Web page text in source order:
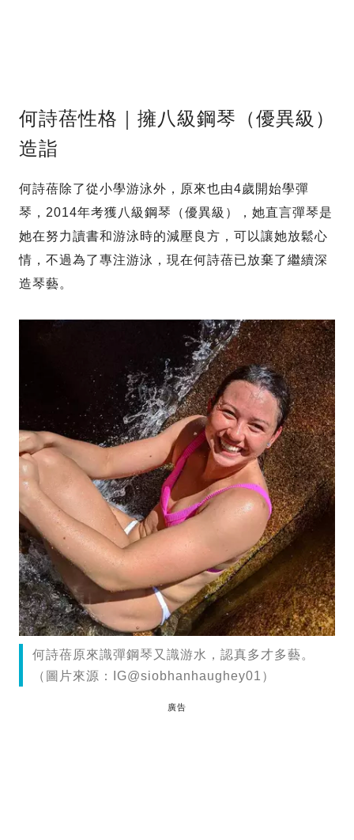
何詩蓓性格｜擁八級鋼琴（優異級）
造詣
何詩蓓除了從小學游泳外，原來也由4歲開始學彈
琴，2014年考獲八級鋼琴（優異級），她直言彈琴是
她在努力讀書和游泳時的減壓良方，可以讓她放鬆心
情，不過為了專注游泳，現在何詩蓓已放棄了繼續深
造琴藝。
何詩蓓原來識彈鋼琴又識游水，認真多才多藝。
（圖片來源：IG@siobhanhaughey01）
廣告